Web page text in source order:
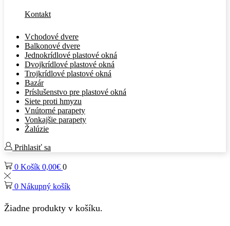
Kontakt
Vchodové dvere
Balkonové dvere
Jednokrídlové plastové okná
Dvojkrídlové plastové okná
Trojkrídlové plastové okná
Bazár
Príslušenstvo pre plastové okná
Siete proti hmyzu
Vnútorné parapety
Vonkajšie parapety
Žalúzie
Prihlasiť sa
0 Košík 0,00€ 0
0 Nákupný košík
Žiadne produkty v košíku.